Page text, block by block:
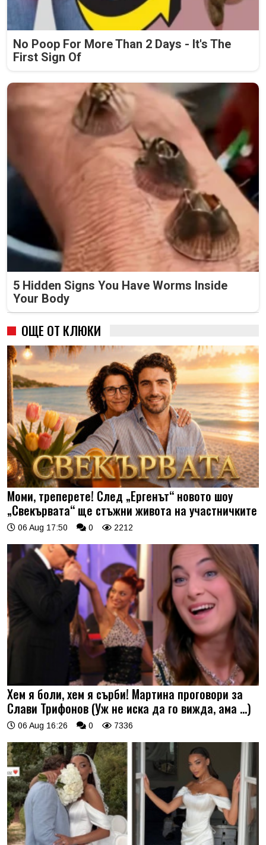
No Poop For More Than 2 Days - It's The
First Sign Of
5 Hidden Signs You Have Worms Inside
Your Body
ОЩЕ ОТ КЛЮКИ
Моми, треперете! След „Ергенът“ новото шоу
„Свекървата“ ще стъжни живота на участничките
06 Aug 17:50 0 2212
Хем я боли, хем я сърби! Мартина проговори за
Слави Трифонов (Уж не иска да го вижда, ама …)
06 Aug 16:26 0 7336